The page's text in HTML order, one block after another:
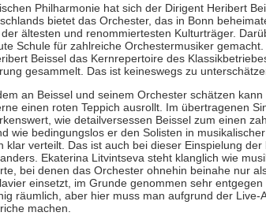
Philharmonie hat sich der Dirigent Heribert
bietet das Orchester, das in Bonn
ältesten und renommiertesten Kulturträger.
Schule für zahlreiche Orchestermusiker
Beissel das Kernrepertoire des
gesammelt. Das ist keineswegs zu
an Beissel und seinem Orchester schätzen
einen roten Teppich ausrollt. Im übertragenen
wie detailversessen Beissel zum einen
wie bedingungslos er den Solisten in
klar verteilt. Das ist auch bei dieser Einspielung
Ekaterina Litvintseva steht klanglich wie
bei denen das Orchester ohnehin beinahe nur
einsetzt, im Grunde genommen sehr
räumlich, aber hier muss man aufgrund der
machen.